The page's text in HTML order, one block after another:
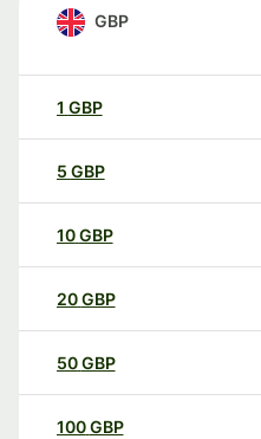
GBP
1 GBP
5 GBP
10GBP
20GBP
50GBP
100GBP